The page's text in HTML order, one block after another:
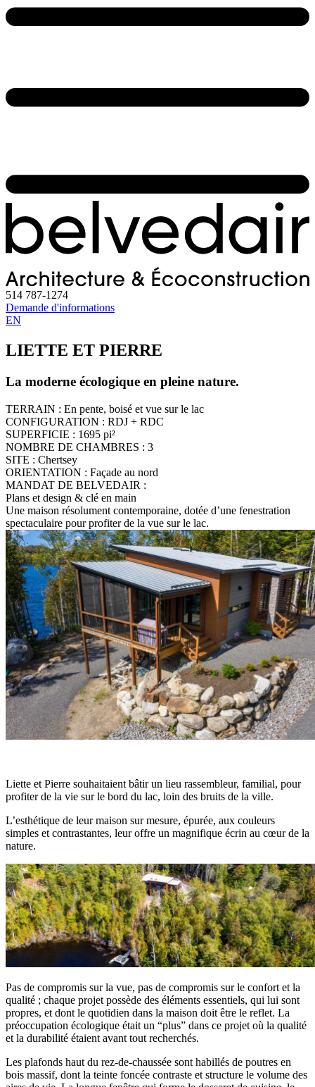
514 787-1274
Demande d'informations
EN
LIETTE ET PIERRE
La moderne écologique en pleine nature.
TERRAIN : En pente, boisé et vue sur le lac
CONFIGURATION : RDJ + RDC
SUPERFICIE : 1695 pi²
NOMBRE DE CHAMBRES : 3
SITE : Chertsey
ORIENTATION : Façade au nord
MANDAT DE BELVEDAIR :
Plans et design & clé en main
Une maison résolument contemporaine, dotée d’une fenestration
spectaculaire pour profiter de la vue sur le lac.
Liette et Pierre souhaitaient bâtir un lieu rassembleur, familial, pour
profiter de la vie sur le bord du lac, loin des bruits de la ville.
L’esthétique de leur maison sur mesure, épurée, aux couleurs
simples et contrastantes, leur offre un magnifique écrin au cœur de la
nature.
Pas de compromis sur la vue, pas de compromis sur le confort et la
qualité ; chaque projet possède des éléments essentiels, qui lui sont
propres, et dont le quotidien dans la maison doit être le reflet. La
préoccupation écologique était un “plus” dans ce projet où la qualité
et la durabilité étaient avant tout recherchés.
Les plafonds haut du rez-de-chaussée sont habillés de poutres en
bois massif, dont la teinte foncée contraste et structure le volume des